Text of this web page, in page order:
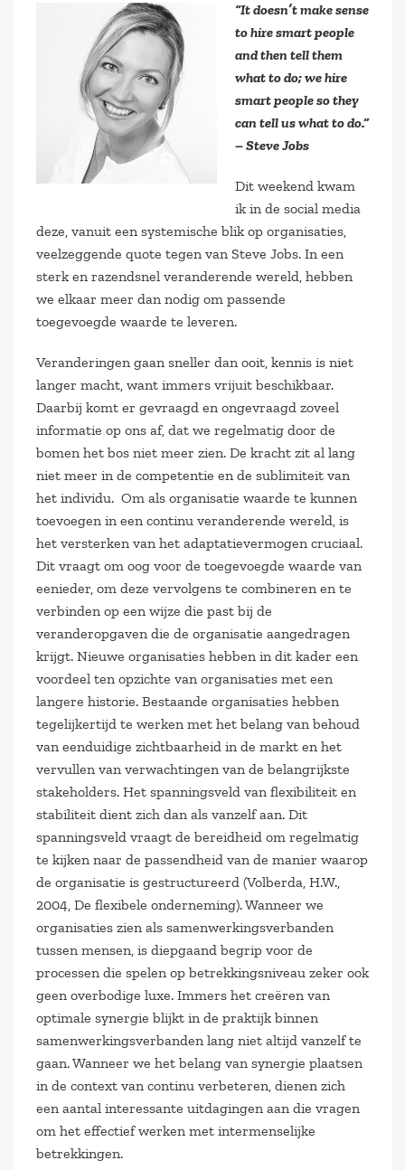
“It doesn’t make sense
to hire smart people
and then tell them
what to do; we hire
smart people so they
can tell us what to do.”
– Steve Jobs
Dit weekend kwam
ik in de social media
deze, vanuit een systemische blik op organisaties,
veelzeggende quote tegen van Steve Jobs. In een
sterk en razendsnel veranderende wereld, hebben
we elkaar meer dan nodig om passende
toegevoegde waarde te leveren.
Veranderingen gaan sneller dan ooit, kennis is niet
langer macht, want immers vrijuit beschikbaar.
Daarbij komt er gevraagd en ongevraagd zoveel
informatie op ons af, dat we regelmatig door de
bomen het bos niet meer zien. De kracht zit al lang
niet meer in de competentie en de sublimiteit van
het individu. Om als organisatie waarde te kunnen
toevoegen in een continu veranderende wereld, is
het versterken van het adaptatievermogen cruciaal.
Dit vraagt om oog voor de toegevoegde waarde van
eenieder, om deze vervolgens te combineren en te
verbinden op een wijze die past bij de
veranderopgaven die de organisatie aangedragen
krijgt. Nieuwe organisaties hebben in dit kader een
voordeel ten opzichte van organisaties met een
langere historie. Bestaande organisaties hebben
tegelijkertijd te werken met het belang van behoud
van eenduidige zichtbaarheid in de markt en het
vervullen van verwachtingen van de belangrijkste
stakeholders. Het spanningsveld van flexibiliteit en
stabiliteit dient zich dan als vanzelf aan. Dit
spanningsveld vraagt de bereidheid om regelmatig
te kijken naar de passendheid van de manier waarop
de organisatie is gestructureerd (Volberda, H.W.,
2004, De flexibele onderneming). Wanneer we
organisaties zien als samenwerkingsverbanden
tussen mensen, is diepgaand begrip voor de
processen die spelen op betrekkingsniveau zeker ook
geen overbodige luxe. Immers het creëren van
optimale synergie blijkt in de praktijk binnen
samenwerkingsverbanden lang niet altijd vanzelf te
gaan. Wanneer we het belang van synergie plaatsen
in de context van continu verbeteren, dienen zich
een aantal interessante uitdagingen aan die vragen
om het effectief werken met intermenselijke
betrekkingen.